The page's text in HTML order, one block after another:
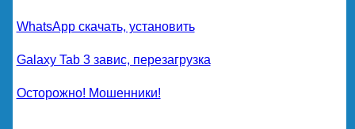
WhatsApp скачать, установить
Galaxy Tab 3 завис, перезагрузка
Осторожно! Мошенники!